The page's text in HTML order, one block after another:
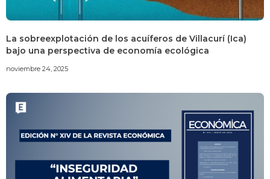
La sobreexplotación de los acuíferos de Villacurí (Ica)
bajo una perspectiva de economía ecológica
noviembre 24, 2025